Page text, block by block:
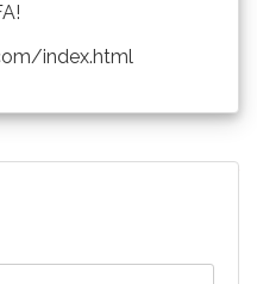
index.html